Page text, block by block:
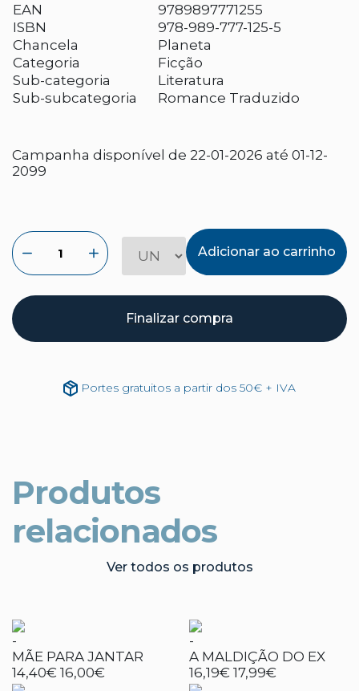
EAN
9789897771255
ISBN
978-989-777-125-5
Chancela
Planeta
Categoria
Ficção
Sub-categoria
Literatura
Sub-subcategoria
Romance Traduzido
Campanha disponível de 22-01-2026 até 01-12-
2099
Adicionar ao carrinho
Finalizar compra
Portes gratuitos a partir dos 50€ + IVA
Produtos
relacionados
Ver todos os produtos
-
MÃE PARA JANTAR
14,40€ 16,00€
-
A MALDIÇÃO DO EX
16,19€ 17,99€